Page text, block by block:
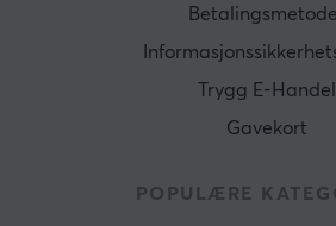
Trygg E-Handel
Gavekort
POPULÆRE